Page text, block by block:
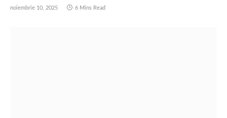
noiembrie 10, 2025 6 Mins Read